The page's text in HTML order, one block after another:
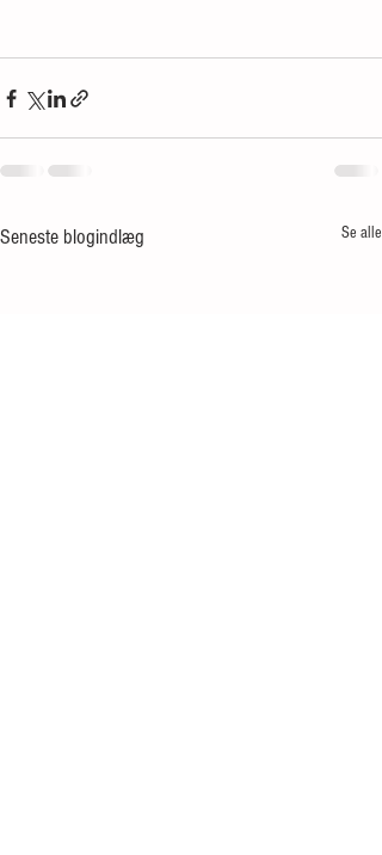
Seneste blogindlæg Se alle